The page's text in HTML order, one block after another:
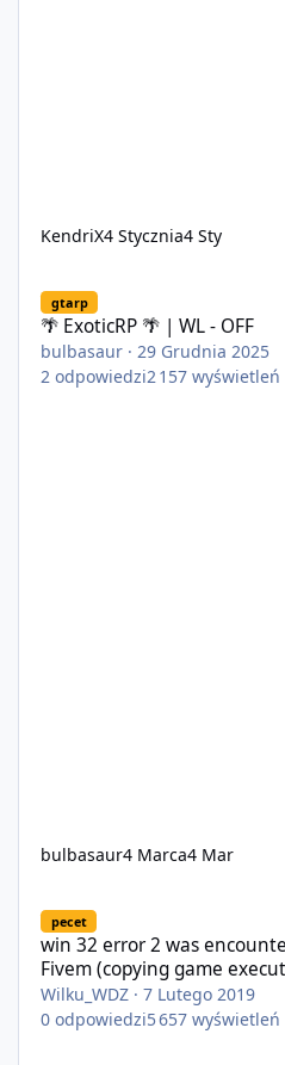
KendriX4 Stycznia4 Sty
gtarp
🌴 ExoticRP 🌴 | WL - OFF
bulbasaur ·29 Grudnia 2025
2 odpowiedzi2 157 wyświetleń
bulbasaur4 Marca4 Mar
pecet
win 32 error 2 was
Fivem (copying game
Wilku_WDZ ·7 Lutego 2019
0 odpowiedzi5 657 wyświetleń